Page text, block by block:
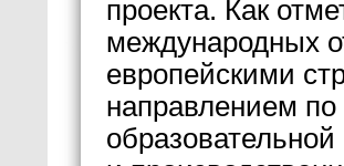
проекта. Как
международных
европейскими
направлением